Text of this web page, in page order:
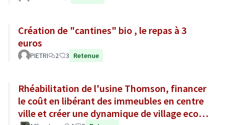
Création de "cantines" bio , le repas à 3
euros
PIETRI 2 3 Retenue
Rhéabilitation de l'usine Thomson, financer
le coût en libérant des immeubles en centre
ville et créer une dynamique de village eco-